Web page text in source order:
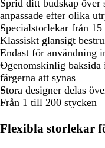
Sprid ditt budskap över
anpassade efter olika
Specialstorlekar från
Klassiskt glansigt
Endast för användning
Ogenomskinlig
färgerna att synas
Stora designer delas
Från 1 till 200 stycken
Flexibla storlekar